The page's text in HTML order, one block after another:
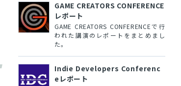
GAME CREATORS CONFERENCE
レポート
GAME CREATORS CONFERENCEで行
われた講演のレポートをまとめまし
た。
Indie Developers Conferenc
eレポート